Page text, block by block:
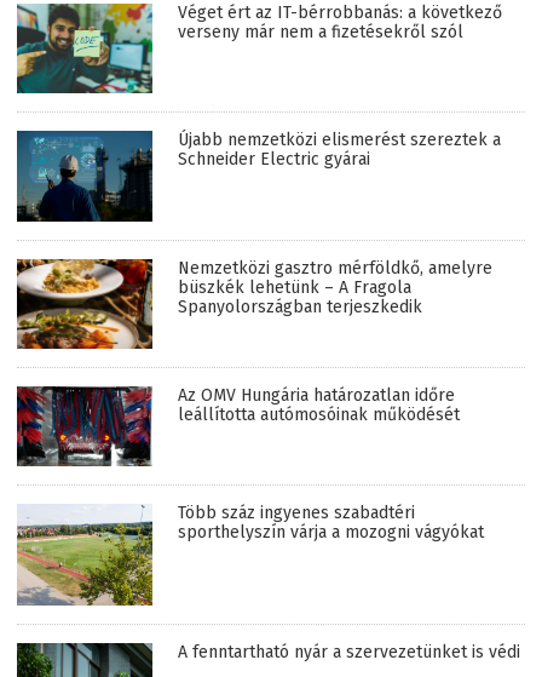
Véget ért az IT-bérrobbanás: a következő
verseny már nem a fizetésekről szól
Újabb nemzetközi elismerést szereztek a
Schneider Electric gyárai
Nemzetközi gasztro mérföldkő, amelyre
büszkék lehetünk – A Fragola
Spanyolországban terjeszkedik
Az OMV Hungária határozatlan időre
leállította autómosóinak működését
Több száz ingyenes szabadtéri
sporthelyszín várja a mozogni vágyókat
A fenntartható nyár a szervezetünket is védi